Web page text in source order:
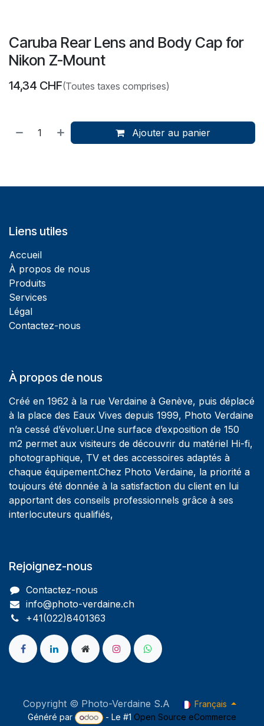
Caruba Rear Lens and Body Cap for
Nikon Z-Mount
14,34 CHF(Toutes taxes comprises)
Ajouter au panier
Liens utiles
Accueil
À propos de nous
Produits
Services
Légal
Contactez-nous
À propos de nous
Créé en 1962 à la rue Verdaine à Genève, puis déplacé
à la place des Eaux Vives depuis 1999, Photo Verdaine
n’a cessé d’évoluer.Une surface d’exposition de 150
m2 permet aux visiteurs de découvrir du matériel Hi-fi,
photographique, TV et des accessoires adaptés à
chaque équipement.Chez Photo Verdaine, la priorité a
toujours été donnée à la satisfaction du client en lui
apportant des conseils professionnels grâce à ses
interlocuteurs qualifiés,
Rejoignez-nous
Contactez-nous
info@photo-verdaine.ch​
​​+41(022)8401363
Copyright © Photo-Verdaine S.A
Français
Généré par
- Le #1 Open Source eCommerce